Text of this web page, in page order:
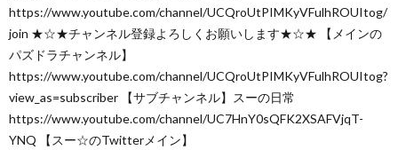
https://www.youtube.com/channel/UCQroUtPIMKyVFulhROUItog/
join ★☆★チャンネル登録よろしくお願いします★☆★ 【メインの
パズドラチャンネル】
https://www.youtube.com/channel/UCQroUtPIMKyVFulhROUItog?
view_as=subscriber 【サブチャンネル】スーの日常
https://www.youtube.com/channel/UC7HnY0sQFK2XSAFVjqT-
YNQ 【スー☆のTwitterメイン】